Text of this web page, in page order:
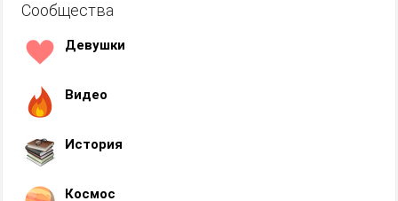
Сообщества
Девушки
Видео
История
Космос